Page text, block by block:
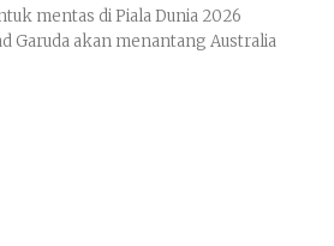
mentas di Piala Dunia 2026
Garuda akan menantang Australia